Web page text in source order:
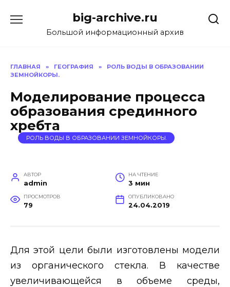
содержанию
big-archive.ru
Большой информационный архив
ГЛАВНАЯ » ГЕОГРАФИЯ »
РОЛЬ ВОДЫ В ОБРАЗОВАНИИ
ЗЕМНОЙКОРЫ.
Моделирование процесса
образования срединного
хребта
РОЛЬ ВОДЫ В ОБРАЗОВАНИИ ЗЕМНОЙКОРЫ.
АВТОР
admin
НА ЧТЕНИЕ
3 мин
ПРОСМОТРОВ
79
ОПУБЛИКОВАНО
24.04.2019
Дляэтой цели были изготовлены модели
из органического стекла. В качестве
увеличивающейся в объеме среды,